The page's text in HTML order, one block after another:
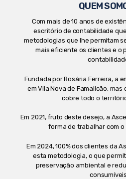
QUEM
Com mais de 10 anos de
escritório de contabilidade
metodologias que lhe permitam
mais eficiente os clientes e o
Fundada por Rosária Ferreira, a
em Vila Nova de Famalicão,
cobre todo o
Em 2021, fruto deste desejo, a
forma de trabalhar com
Em 2024, 100% dos clientes da
esta metodologia, o que
preservação ambiental e
consumíveis.